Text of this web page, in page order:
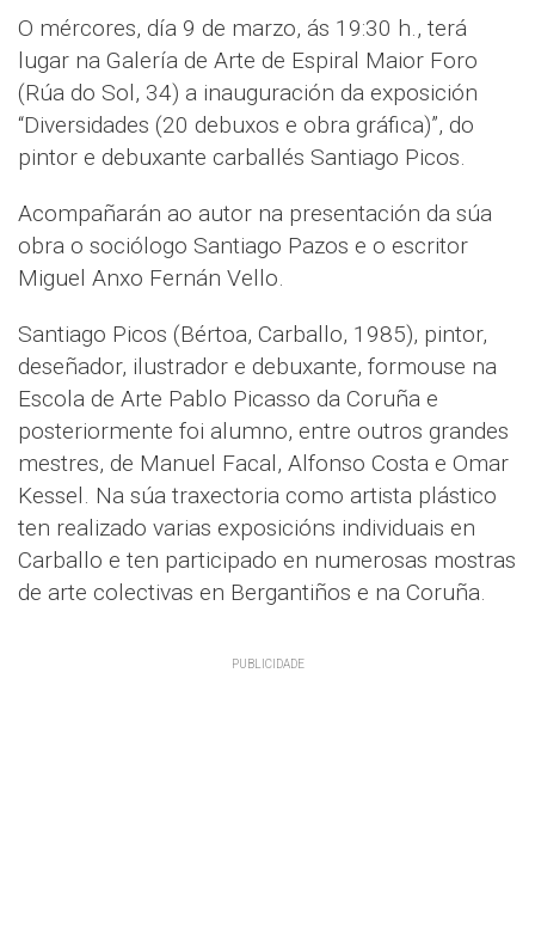
O mércores, día 9 de marzo, ás 19:30 h., terá
lugar na Galería de Arte de Espiral Maior Foro
(Rúa do Sol, 34) a inauguración da exposición
“Diversidades (20 debuxos e obra gráfica)”, do
pintor e debuxante carballés Santiago Picos.
Acompañarán ao autor na presentación da súa
obra o sociólogo Santiago Pazos e o escritor
Miguel Anxo Fernán Vello.
Santiago Picos (Bértoa, Carballo, 1985), pintor,
deseñador, ilustrador e debuxante, formouse na
Escola de Arte Pablo Picasso da Coruña e
posteriormente foi alumno, entre outros grandes
mestres, de Manuel Facal, Alfonso Costa e Omar
Kessel. Na súa traxectoria como artista plástico
ten realizado varias exposicións individuais en
Carballo e ten participado en numerosas mostras
de arte colectivas en Bergantiños e na Coruña.